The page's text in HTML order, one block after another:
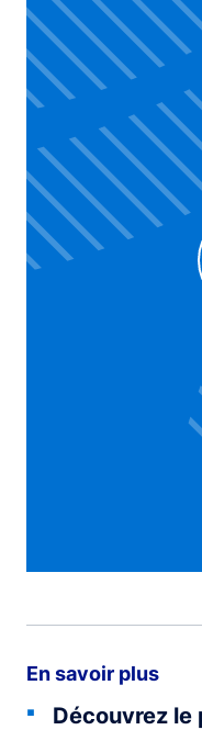
Click to enable
En savoir plus
Découvrez